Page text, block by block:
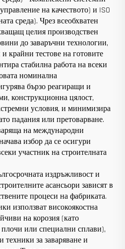
на качеството) и ISO
среда). Чрез всеобхватен
целия производствен
до заваръчни технологии,
крайни тестове на готовите
стабилна работа на всеки
номинална
бързо реагиращи и
конструкционна цялост,
условия, и минимизира
падания или претоварване.
на международни
избор да се осигури
участник на строителната
издръжливост и
асансьори зависят в
процеси на фабриката.
използват високоякостна
на корозия (като
или специални сплави),
за заваряване и